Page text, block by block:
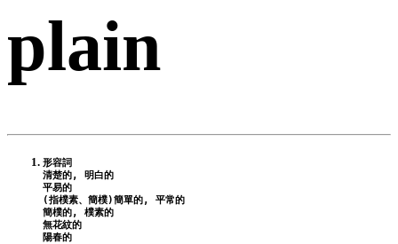
plain
形容詞
清楚的, 明白的
平易的
(指樸素、簡樸)簡單的, 平常的
簡樸的, 樸素的
無花紋的
陽春的